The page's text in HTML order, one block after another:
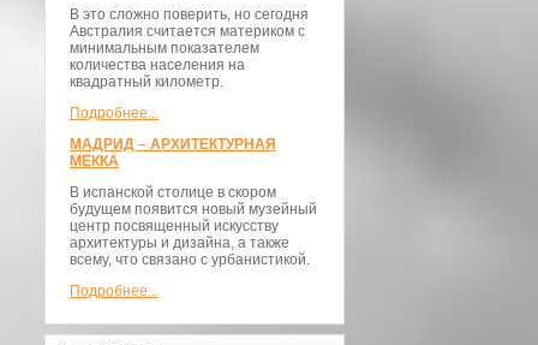
В это сложно поверить, но сегодня
Австралия считается материком с
минимальным показателем
количества населения на
квадратный километр.
Подробнее...
МАДРИД – АРХИТЕКТУРНАЯ
МЕККА
В испанской столице в скором
будущем появится новый музейный
центр посвященный искусству
архитектуры и дизайна, а также
всему, что связано с урбанистикой.
Подробнее...